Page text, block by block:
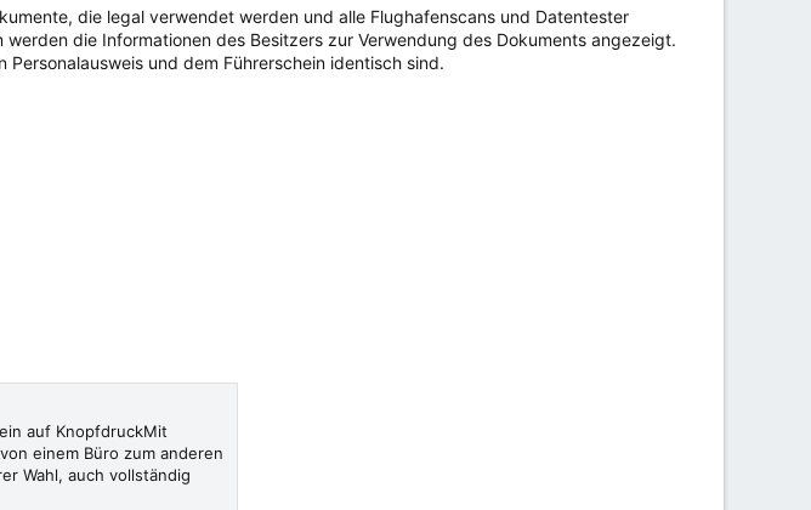
die legal verwendet werden und alle Flughafenscans und Datentester
die Informationen des Besitzers zur Verwendung des Dokuments angezeigt.
und dem Führerschein identisch sind.
auf KnopfdruckMit
einem Büro zum anderen
Wahl, auch vollständig